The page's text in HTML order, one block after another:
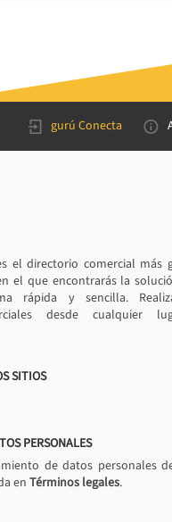
gurú Conecta
el directorio comercial más
el que encontrarás la
rápida y sencilla.
desde cualquier
SITIOS
PERSONALES
de datos personales
en Términos legales.